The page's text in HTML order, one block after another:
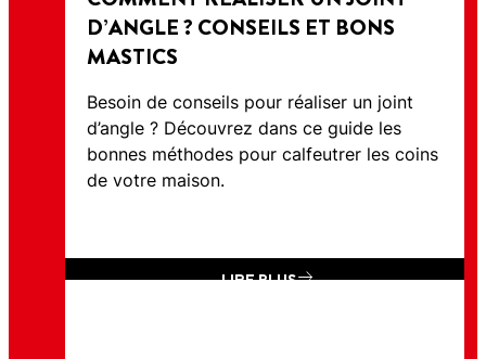
D’ANGLE ? CONSEILS ET BONS
MASTICS
Besoin de conseils pour réaliser un joint
d’angle ? Découvrez dans ce guide les
bonnes méthodes pour calfeutrer les coins
de votre maison.
LIRE PLUS